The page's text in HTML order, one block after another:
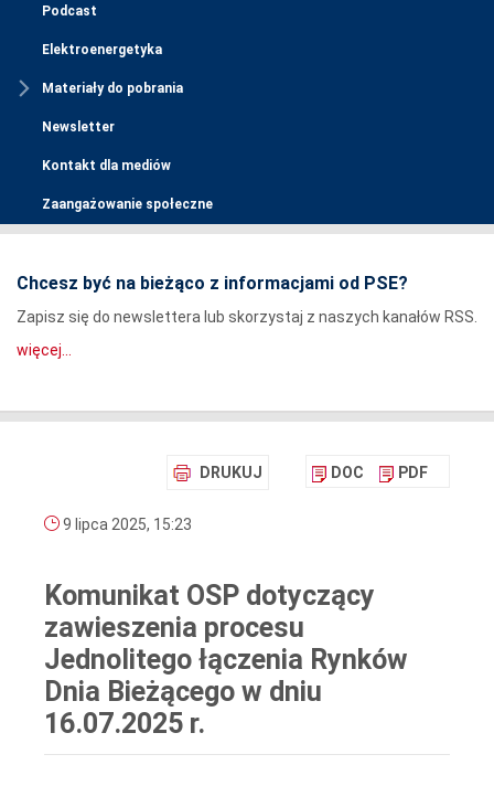
Podcast
Elektroenergetyka
Materiały do pobrania
Newsletter
Kontakt dla mediów
Zaangażowanie społeczne
Chcesz być na bieżąco z informacjami od PSE?
Zapisz się do newslettera lub skorzystaj z naszych kanałów RSS.
więcej...
DRUKUJ DOC PDF
9 lipca 2025, 15:23
Komunikat OSP dotyczący
zawieszenia procesu
Jednolitego łączenia Rynków
Dnia Bieżącego w dniu
16.07.2025 r.